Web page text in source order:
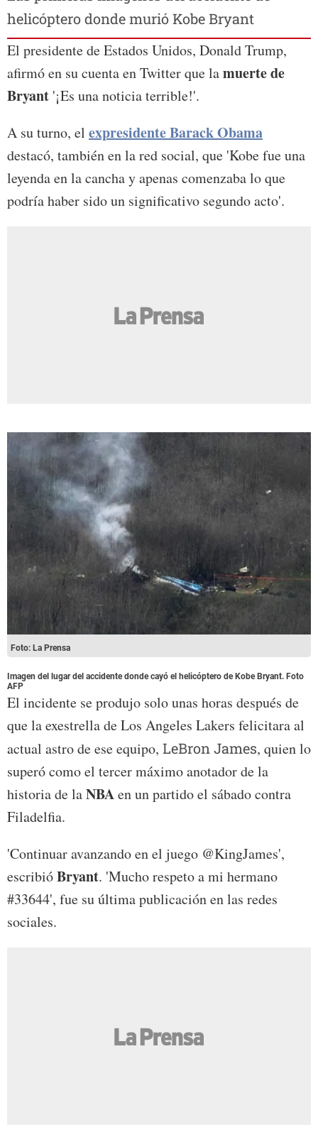
helicóptero donde murió Kobe Bryant
El presidente de Estados Unidos, Donald Trump,
afirmó en su cuenta en Twitter que lamuerte de
Bryant '¡Es una noticia terrible!'.
A su turno, el expresidente Barack Obama
destacó, también en la red social, que 'Kobe fue una
leyenda en la cancha y apenas comenzaba lo que
podría haber sido un significativo segundo acto'.
Foto: La Prensa
Imagen del lugar del accidente donde cayó el helicóptero de Kobe Bryant. Foto
AFP
El incidente se produjo solo unas horas después de
que la exestrella de Los Angeles Lakers felicitara al
actual astro de ese equipo, LeBron James, quien lo
superó como el tercer máximo anotador de la
historia de laNBAen un partido el sábado contra
Filadelfia.
'Continuar avanzando en el juego @KingJames',
escribióBryant. 'Mucho respeto a mi hermano
#33644', fue su última publicación en las redes
sociales.